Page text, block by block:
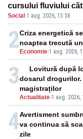
cursului fluviului
Social ·1 aug. 2026, 13:38
2 Economie-1 aug. 2026,
Criza energetică
noaptea trecută
3
Actualitate-1 aug. 2026,
Lovitură după
dosarul
magistraților
4Avertisment
va continua să
zile